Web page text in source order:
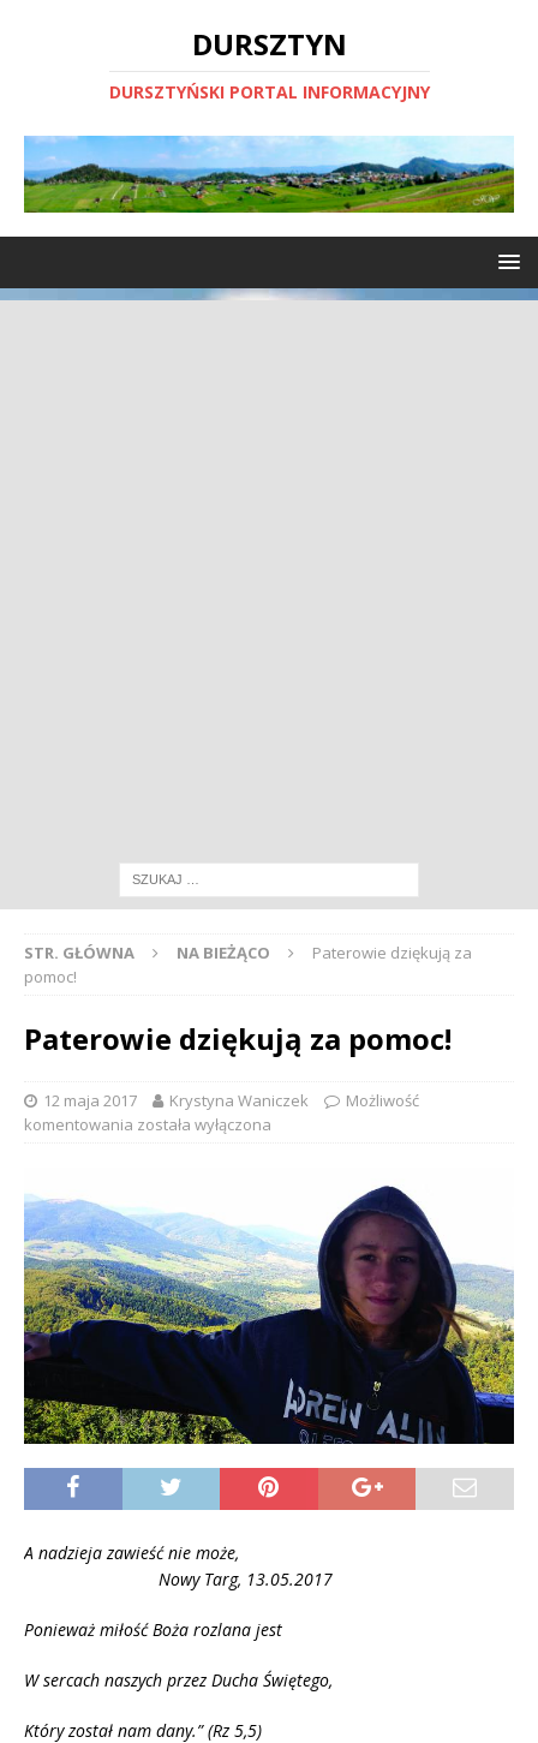
DURSZTYN
DURSZTYŃSKI PORTAL INFORMACYJNY
STR. GŁÓWNA NA BIEŻĄCO
Paterowie dziękują za
pomoc!
Paterowie dziękują za pomoc!
12 maja 2017 Krystyna Waniczek
Możliwość
komentowania została wyłączona
A nadzieja zawieść nie może,
Nowy Targ, 13.05.2017
Ponieważ miłość Boża rozlana jest
W sercach naszych przez Ducha Świętego,
Który został nam dany.” (Rz 5,5)